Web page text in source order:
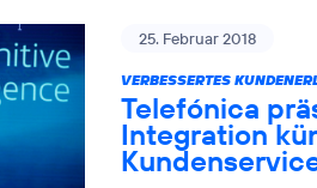
25. Februar 2018
VERBESSERTES
Telefónica
Integration